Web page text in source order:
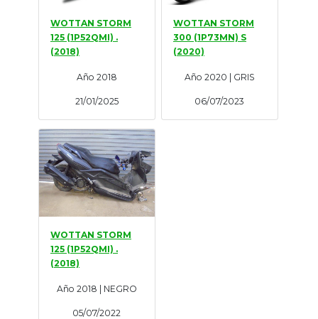
Contacto
WOTTAN STORM
125 (1P52QMI) .
(2018)
Año 2018
21/01/2025
WOTTAN STORM
300 (1P73MN) S
(2020)
Año 2020 | GRIS
06/07/2023
WOTTAN STORM
125 (1P52QMI) .
(2018)
Año 2018 | NEGRO
05/07/2022